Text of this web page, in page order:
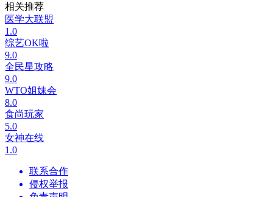
相关推荐
医学大联盟
1.0
综艺OK啦
9.0
全民星攻略
9.0
WTO姐妹会
8.0
食尚玩家
5.0
女神在线
1.0
联系合作
侵权举报